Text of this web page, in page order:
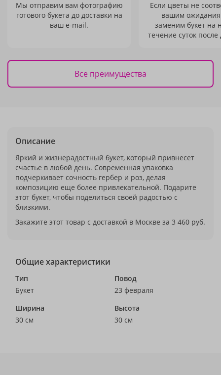
Мы отправим вам фотографию
готового букета до доставки на
ваш e-mail.
Если цветы не
вашим
заменим букет на
течение суток после
Все преимущества
Описание
Яркий и жизнерадостный букет, который привнесет
счастье в любой день. Современная упаковка
подчеркивает сочность гербер и роз, делая
композицию еще более привлекательной. Подарите
этот букет, чтобы поделиться своей радостью с
близкими.
Закажите этот товар с доставкой в Москве за 3 460 руб.
Общие характеристики
Тип
Букет
Повод
23 февраля
Ширина
30 см
Высота
30 см